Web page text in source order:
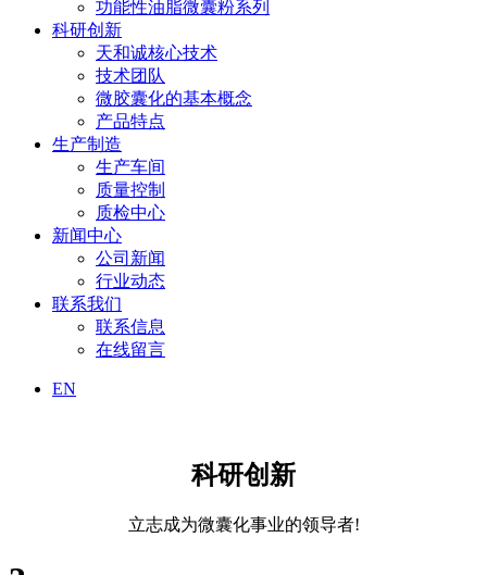
功能性油脂微囊粉系列
科研创新
天和诚核心技术
技术团队
微胶囊化的基本概念
产品特点
生产制造
生产车间
质量控制
质检中心
新闻中心
公司新闻
行业动态
联系我们
联系信息
在线留言
EN
科研创新
立志成为微囊化事业的领导者!